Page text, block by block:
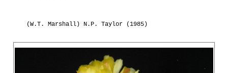
(W.T. Marshall) N.P. Taylor (1985)